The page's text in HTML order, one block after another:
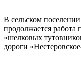
В сельском
продолжается работа
«шелковых
дороги